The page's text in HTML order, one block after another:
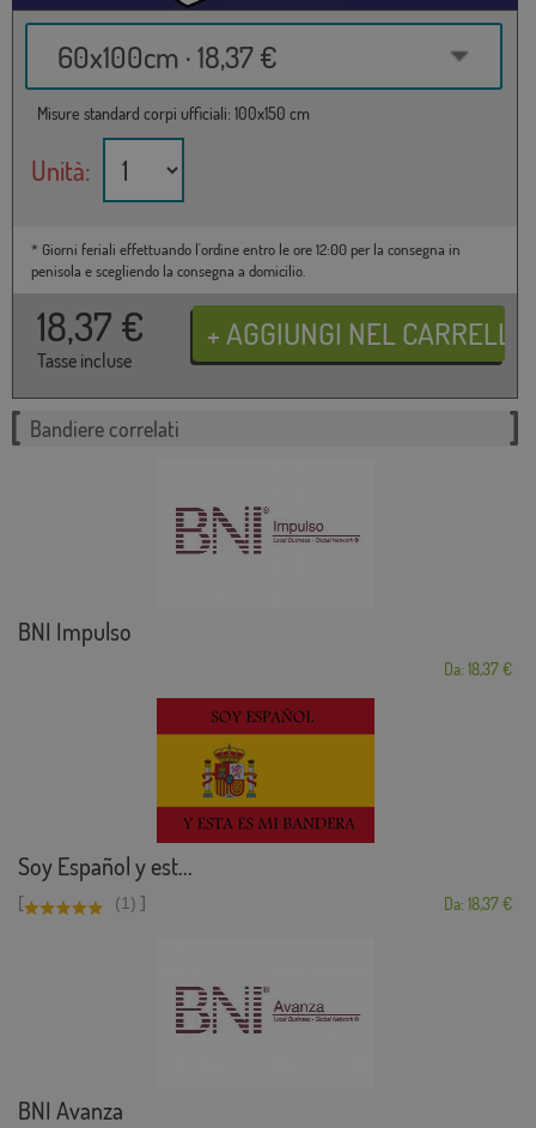
60x100cm · 18,37 €
Misure standard corpi ufficiali: 100x150 cm
Unità:
* Giorni feriali effettuando l'ordine entro le ore 12:00 per la consegna in
penisola e scegliendo la consegna a domicilio.
18,37 €
Tasse incluse
Bandiere correlati
BNI Impulso
Da: 18,37 €
Soy Español y est...
[ (1) ] Da: 18,37 €
BNI Avanza